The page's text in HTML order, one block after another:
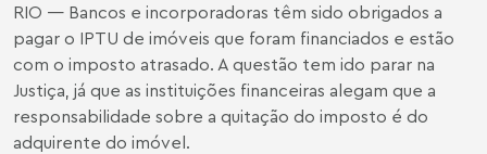
RIO — Bancos e incorporadoras têm sido obrigados a
pagar o IPTU de imóveis que foram financiados e estão
com o imposto atrasado. A questão tem ido parar na
Justiça, já que as instituições financeiras alegam que a
responsabilidade sobre a quitação do imposto é do
adquirente do imóvel.